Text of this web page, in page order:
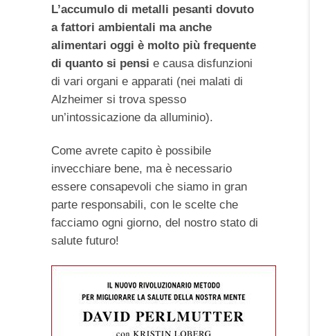
L’accumulo di metalli pesanti dovuto
a fattori ambientali ma anche
alimentari oggi è molto più frequente
di quanto si pensi e causa disfunzioni
di vari organi e apparati (nei malati di
Alzheimer si trova spesso
un’intossicazione da alluminio).
Come avrete capito è possibile
invecchiare bene, ma è necessario
essere consapevoli che siamo in gran
parte responsabili, con le scelte che
facciamo ogni giorno, del nostro stato di
salute futuro!